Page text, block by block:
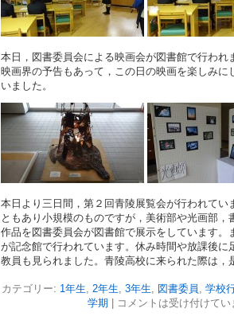
本日，図書委員会による映画会が図書館で行われ
映画界の予告もあって，この日の映画を楽しみに
いました。
本日より三日間，第２回青陵展覧会が行われてい
ともあり小規模のものですが，美術部や光画部，
作品を図書委員会が図書館で展示をしています。
が記念館で行われています。休み時間や放課後に
教員も見られました。青陵高校に来られた際は，
カテゴリー: 1年生, 2年生, 3年生, 図書委員 , 学校
学期
コメントは受け付けてい